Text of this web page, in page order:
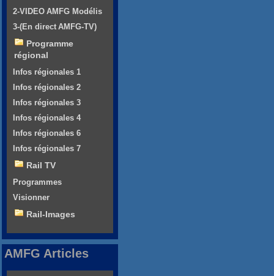
2-VIDEO AMFG Modélis
3-(En direct AMFG-TV)
Programme
régional
Infos régionales 1
Infos régionales 2
Infos régionales 3
Infos régionales 4
Infos régionales 6
Infos régionales 7
Rail TV
Programmes
Visionner
Rail-Images
AMFG Articles